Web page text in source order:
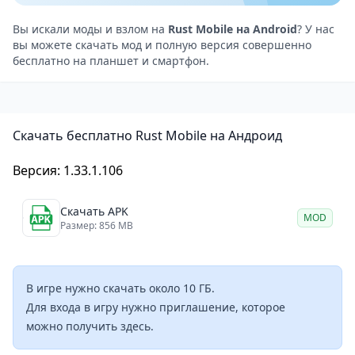
существуют радиационные зоны, опасные враги и
природные катаклизмы, которые усложняют задачу
выживания.
Особенности
строительные материалы.
укрепления и ловушки для защиты от врагов.
PvP-боевая система — сражайтесь с другими
игроками в реальном времени на одной карте.
степенью опасности и ресурсов.
Командная игра — объединяйтесь с друзьями и
создавайте кланы для совместного выживания.
Игровой процесс и сложность
Вы искали моды и взлом на Rust Mobile на Android? У нас
вы можете скачать мод и полную версия совершенно
бесплатно на планшет и смартфон.
Скачать бесплатно Rust Mobile на Андроид
Версия: 1.33.1.106
Скачать APK
Размер: 856 MB
MOD
В игре нужно скачать около 10 ГБ.
Для входа в игру нужно приглашение, которое
можно получить здесь.